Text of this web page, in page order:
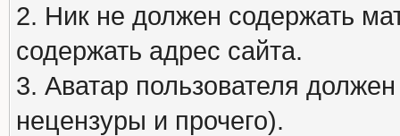
2. Ник не должен содержать
содержать адрес сайта.
3. Аватар пользователя
нецензуры и прочего).